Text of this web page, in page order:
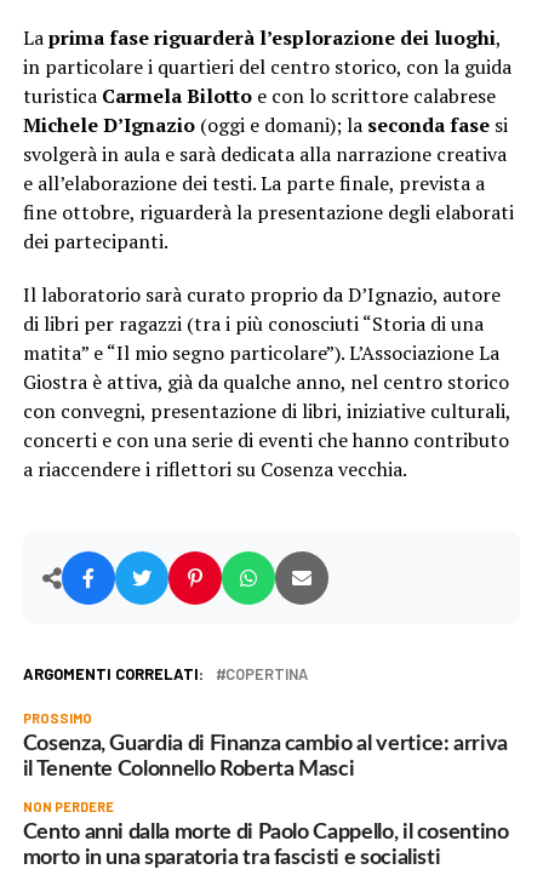
Laprima fase riguarderà l’esplorazione dei luoghi,
in particolare i quartieri del centro storico, con la guida
turistica Carmela Bilottoe con lo scrittore calabrese
Michele D’Ignazio(oggi e domani); la seconda fasesi
svolgerà in aula e sarà dedicata alla narrazione creativa
e all’elaborazione dei testi. La parte finale, prevista a
fine ottobre, riguarderà la presentazione degli elaborati
dei partecipanti.
Il laboratorio sarà curato proprio da D’Ignazio, autore
di libri per ragazzi (tra i più conosciuti “Storia di una
matita” e “Il mio segno particolare”). L’Associazione La
Giostra è attiva, già da qualche anno, nel centro storico
con convegni, presentazione di libri, iniziative culturali,
concerti e con una serie di eventi che hanno contributo
a riaccendere i riflettori su Cosenza vecchia.
ARGOMENTI CORRELATI: COPERTINA
PROSSIMO
Cosenza, Guardia di Finanza cambio al vertice: arriva
il Tenente Colonnello Roberta Masci
NON PERDERE
Cento anni dalla morte di Paolo Cappello, il cosentino
morto in una sparatoria tra fascisti e socialisti